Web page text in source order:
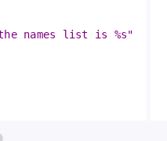
the names list is %s"